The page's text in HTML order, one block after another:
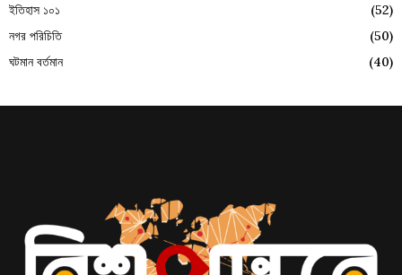
ইতিহাস ১০১
(52)
নগর পরিচিতি
(50)
ঘটমান বর্তমান
(40)